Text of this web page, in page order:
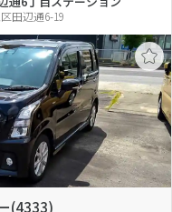
田辺通6-19
(4333)